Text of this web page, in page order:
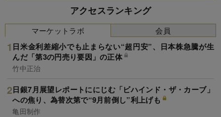
アクセスランキング
マーケットラボ
日米金利差縮小でも止まらない“超円安”、日本株急騰が生
んだ「第3の円売り要因」の正体
竹中正治
日銀7月展望レポートににじむ「ビハインド・ザ・カーブ」
への焦り、為替次第で“9月前倒し”利上げも
亀田制作
会員